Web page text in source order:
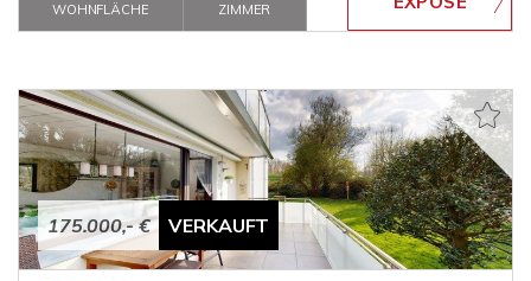
WOHNFLÄCHE
ZIMMER
175.000,- € VERKAUFT